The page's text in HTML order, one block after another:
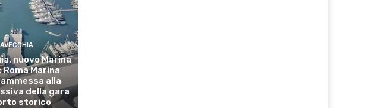
nuovo Marina
Marina
alla
della gara
storico